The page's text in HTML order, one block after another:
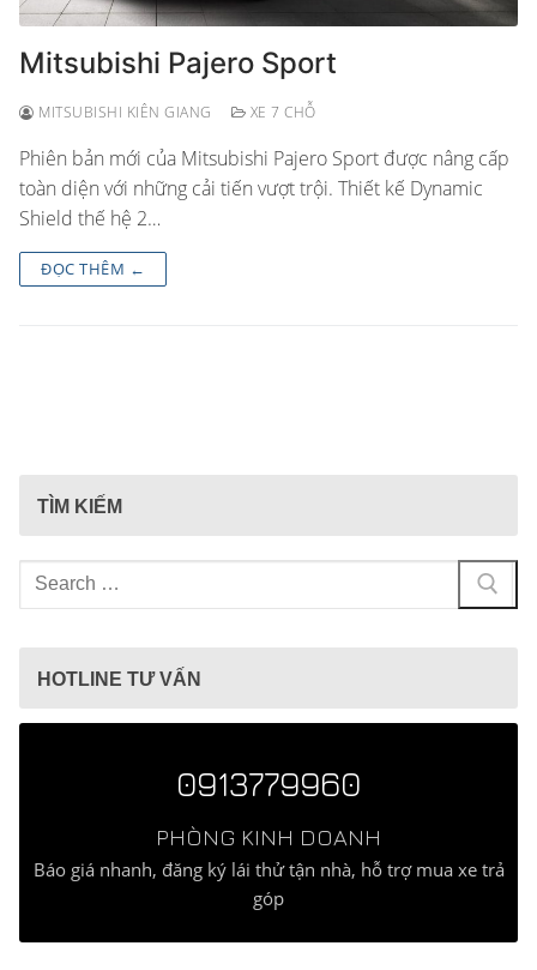
Mitsubishi Pajero Sport
MITSUBISHI KIÊN GIANG XE 7 CHỖ
Phiên bản mới của Mitsubishi Pajero Sport được nâng cấp
toàn diện với những cải tiến vượt trội. Thiết kế Dynamic
Shield thế hệ 2…
ĐỌC THÊM ←
TÌM KIẾM
Tìm
kiếm
HOTLINE TƯ VẤN
0913779960
PHÒNG KINH DOANH
Báo giá nhanh, đăng ký lái thử tận nhà, hỗ trợ mua xe trả
góp